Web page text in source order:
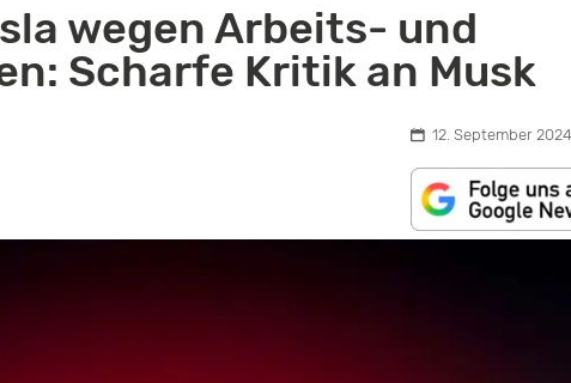
wegen Arbeits- und
Scharfe Kritik an Musk
12. September